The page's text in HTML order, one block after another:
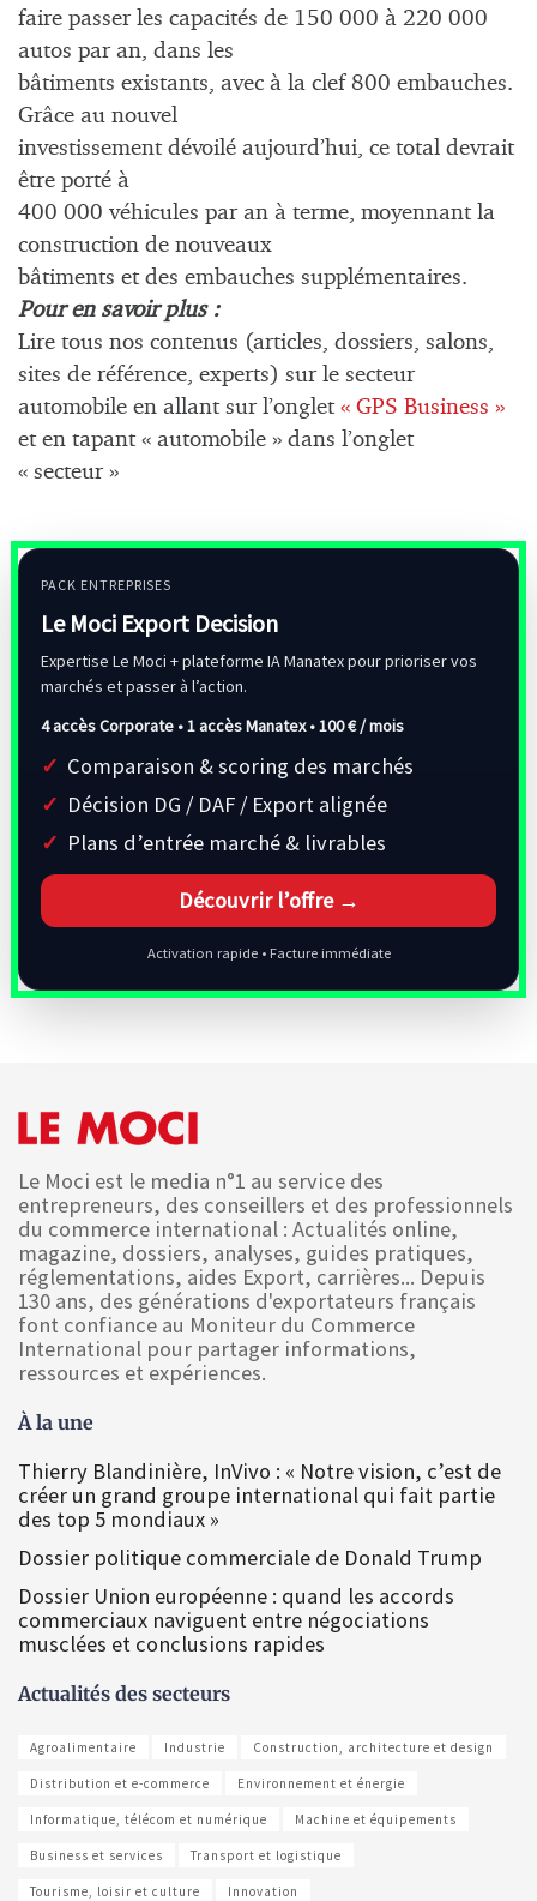
faire passer les capacités de 150 000 à 220 000
autos par an, dans les
bâtiments existants, avec à la clef 800 embauches.
Grâce au nouvel
investissement dévoilé aujourd’hui, ce total devrait
être porté à
400 000 véhicules par an à terme, moyennant la
construction de nouveaux
bâtiments et des embauches supplémentaires.
Pour en savoir plus :
Lire tous nos contenus (articles, dossiers, salons,
sites de référence, experts) sur le secteur
automobile en allant sur l’onglet « GPS Business »
et en tapant « automobile » dans l’onglet
« secteur »
PACK ENTREPRISES
Le Moci Export Decision
Expertise Le Moci + plateforme IA Manatex pour prioriser vos
marchés et passer à l’action.
4 accès Corporate • 1 accès Manatex •100 € / mois
Comparaison & scoring des marchés
Décision DG / DAF / Export alignée
Plans d’entrée marché & livrables
Découvrir l’offre →
Activation rapide • Facture immédiate
Le Moci est le media n°1 au service des
entrepreneurs, des conseillers et des professionnels
du commerce international : Actualités online,
magazine, dossiers, analyses, guides pratiques,
réglementations, aides Export, carrières... Depuis
130 ans, des générations d'exportateurs français
font confiance au Moniteur du Commerce
International pour partager informations,
ressources et expériences.
À la une
Thierry Blandinière, InVivo : « Notre vision, c’est de
créer un grand groupe international qui fait partie
des top 5 mondiaux »
Dossier politique commerciale de Donald Trump
Dossier Union européenne : quand les accords
commerciaux naviguent entre négociations
musclées et conclusions rapides
Actualités des secteurs
Agroalimentaire Industrie Construction, architecture et design
Distribution et e-commerce Environnement et énergie
Informatique, télécom et numérique Machine et équipements
Business et services Transport et logistique
Tourisme, loisir et culture Innovation